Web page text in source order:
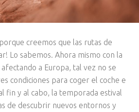
creemos que las rutas de
Lo sabemos. Ahora mismo con la
a Europa, tal vez no se
condiciones para coger el coche e
fin y al cabo, la temporada estival
de descubrir nuevos entornos y